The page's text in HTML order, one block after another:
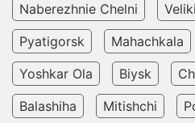
Naberezhnie Chelni
Pyatigorsk
Mahachkala
Yoshkar Ola
Biysk
Balashiha
Mitishchi